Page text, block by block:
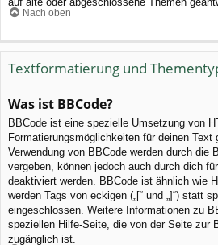
Nach oben
Textformatierung und
Was ist BBCode?
BBCode ist eine spezielle Umsetzung von
Formatierungsmöglichkeiten für deinen Text
Verwendung von BBCode werden durch die
vergeben, können jedoch auch durch dich
deaktiviert werden. BBCode ist ähnlich wie
werden Tags von eckigen („[“ und „]“) statt
eingeschlossen. Weitere Informationen zu
speziellen Hilfe-Seite, die von der Seite zur
zugänglich ist.